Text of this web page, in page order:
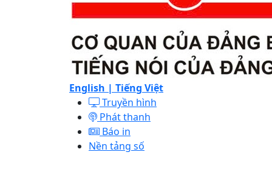
English | Tiếng Việt
Truyền hình
Phát thanh
Báo in
Nền tảng số